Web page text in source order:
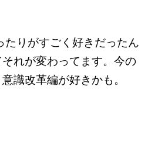
たりがすごく好きだったん
れが変わってます。今の
識改革編が好きかも。